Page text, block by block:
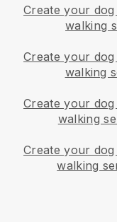
Create your
walking
Create your
walking
Create your
walking
Create your
walking